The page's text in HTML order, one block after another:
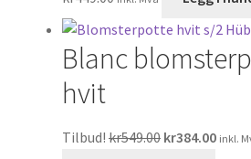
Blanc
hvit
Tilbud! kr549.00 kr384.00 inkl.